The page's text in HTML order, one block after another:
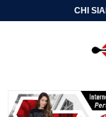
CHI